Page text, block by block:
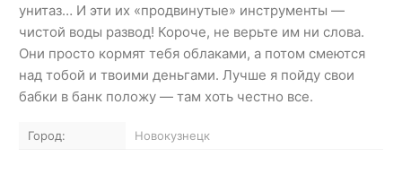
унитаз… И эти их «продвинутые» инструменты —
чистой воды развод! Короче, не верьте им ни слова.
Они просто кормят тебя облаками, а потом смеются
над тобой и твоими деньгами. Лучше я пойду свои
бабки в банк положу — там хоть честно все.
Город: Новокузнецк